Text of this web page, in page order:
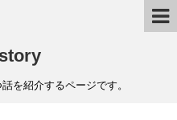
を紹介するページです。